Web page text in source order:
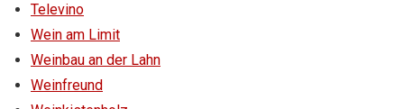
Televino
Wein am Limit
Weinbau an der Lahn
Weinfreund